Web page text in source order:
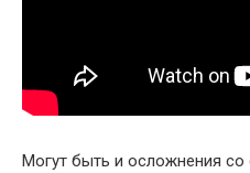
Могут быть и осложнения со